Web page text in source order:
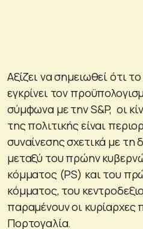
Αξίζει να σημειωθεί ότι
εγκρίνει τον
σύμφωνα με την S&P, οι
της πολιτικής είναι
συναίνεσης σχετικά με τη
μεταξύ του πρώην
κόμματος (PS) και του
κόμματος, του
παραμένουν οι κυρίαρχες
Πορτογαλία.